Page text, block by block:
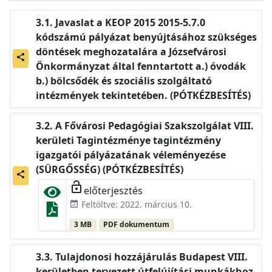
share
Javaslat a KEOP 2015 2015-5.7.0
kódszámú pályázat benyújtásához szükséges
döntések meghozatalára a Józsefvárosi
Önkormányzat által fenntartott a.) óvodák
b.) bölcsődék és szociális szolgáltató
intézmények tekintetében. (PÓTKÉZBESÍTÉS)
share
A Fővárosi Pedagógiai Szakszolgálat VIII.
kerületi Tagintézménye tagintézmény
igazgatói pályázatának véleményezése
(SÜRGŐSSÉG) (PÓTKÉZBESÍTÉS)
lock_open előterjesztés
event_available Feltöltve: 2022. március 10.
3 MB PDF dokumentum
Tulajdonosi hozzájárulás Budapest VIII.